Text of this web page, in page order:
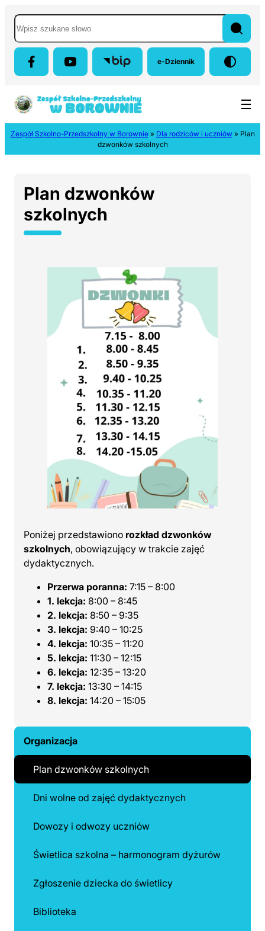
Wyszukaj w serwisie
e-Dziennik(otwiera się w nowej
Zespół Szkolno-Przedszkolny w Borownie» Dla rodziców i uczniów » Plan
dzwonków szkolnych
Organizacja
Plan dzwonków szkolnych
Dni wolne od zajęć dydaktycznych
Dowozy i odwozy uczniów
Świetlica szkolna – harmonogram dyżurów
Zgłoszenie dziecka do świetlicy
Biblioteka
Plan dzwonków
szkolnych
Poniżej przedstawiono rozkład dzwonków
szkolnych, obowiązujący w trakcie zajęć
dydaktycznych.
Przerwa poranna: 7:15 – 8:00
1. lekcja: 8:00 – 8:45
2. lekcja: 8:50 – 9:35
3. lekcja: 9:40 – 10:25
4. lekcja: 10:35 – 11:20
5. lekcja: 11:30 – 12:15
6. lekcja: 12:35 – 13:20
7. lekcja: 13:30 – 14:15
8. lekcja: 14:20 – 15:05